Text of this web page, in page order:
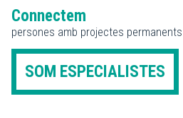
Connectem
persones amb projectes
SOM ESPECIALISTES